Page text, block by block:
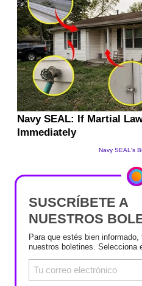
SUSCRÍBETE A
NUESTROS
Para que estés bien
nuestros boletines. Selecciona